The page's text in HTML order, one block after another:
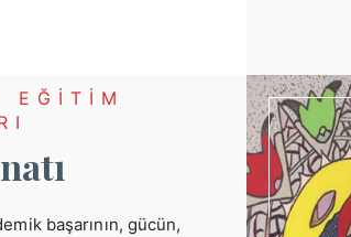
EĞİTİM
başarının, gücün,